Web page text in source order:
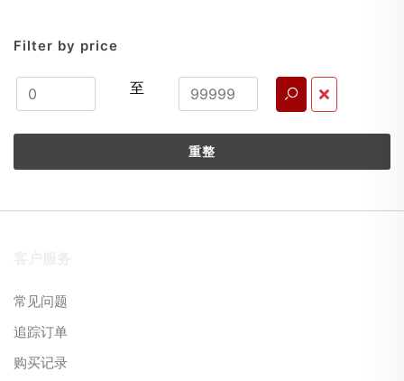
Filter by price
至
重整
常见问题
追踪订单
购买记录